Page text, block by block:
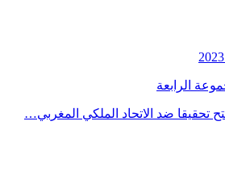
الرابعة
تحقيقا ضد الاتحاد الملكي المغربي…